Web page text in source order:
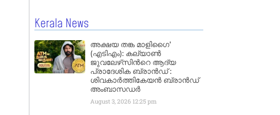
Kerala News
അക്ഷയ തങ്ക മാളിഗൈ’
(എടിഎം): കല്യാണ്‍
ജുവലേഴ്‌സിന്‍റെ ആദ്യ
പ്രാദേശിക ബ്രാന്‍ഡ് :
ശിവകാര്‍ത്തികേയന്‍ ബ്രാന്‍ഡ്
അംബാസഡര്‍
August 3, 2026 12:25 pm